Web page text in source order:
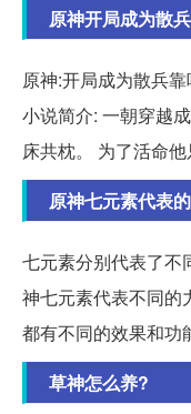
原神开局成为散
原神:开局成为散兵
小说简介: 一朝穿越
床共枕。 为了活命
原神七元素代表
七元素分别代表了不
神七元素代表不同的
都有不同的效果和功
草神怎么养?